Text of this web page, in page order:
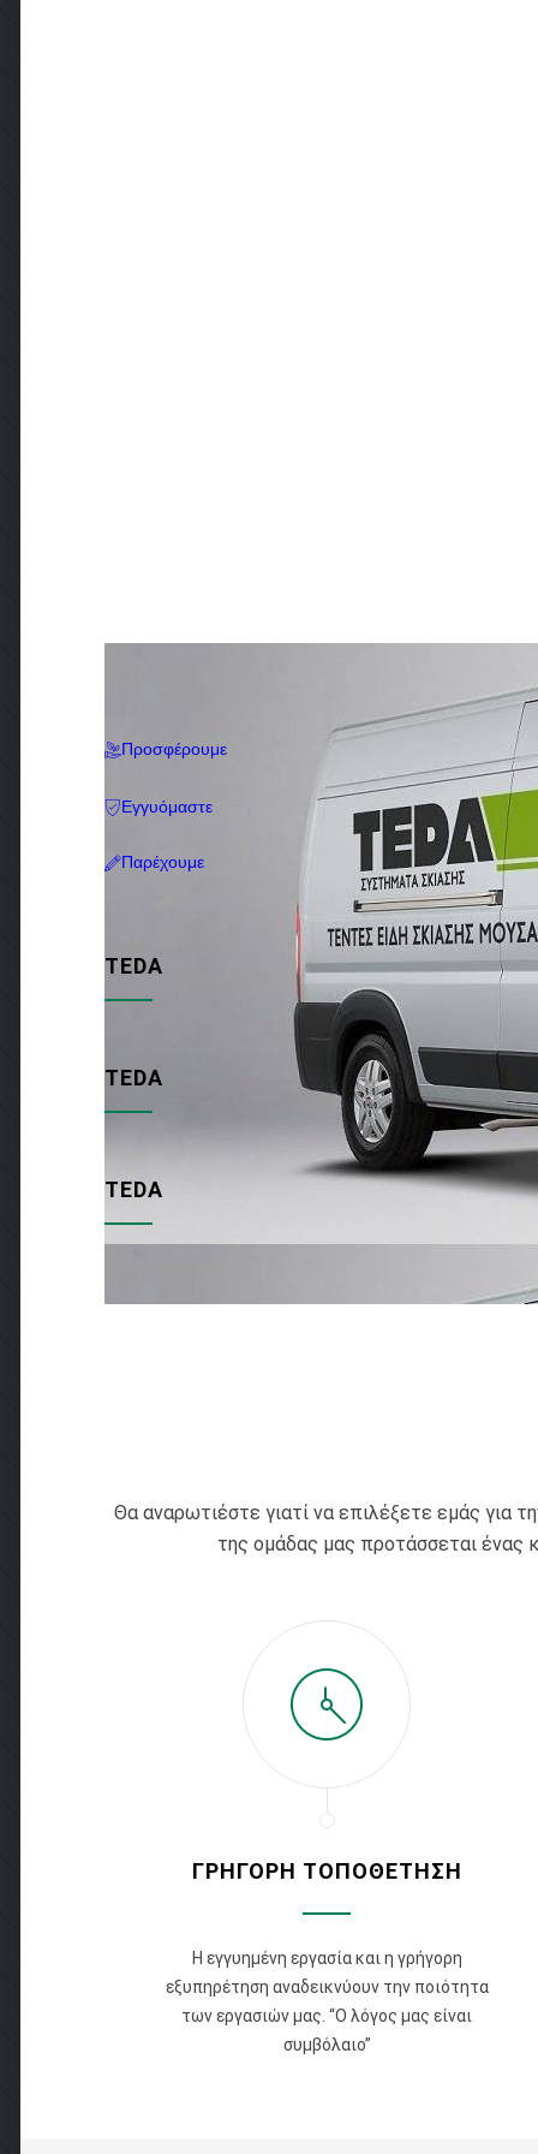
Προσφέρουμε
Εγγυόμαστε
Παρέχουμε
TEDA
TEDA
TEDA
Θα αναρωτιέστε γιατί να επιλέξετε εμάς για
της ομάδας μας προτάσσεται ένας
ΓΡΗΓΟΡΗ ΤΟΠΟΘΕΤΗΣΗ
Η εγγυημένη εργασία και η γρήγορη
εξυπηρέτηση αναδεικνύουν την ποιότητα
των εργασιών μας. “Ο λόγος μας είναι
συμβόλαιο”